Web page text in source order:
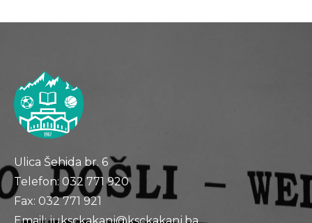
Ulica Šehida br. 6
Telefon: 032 771 920
Fax: 032 771 921